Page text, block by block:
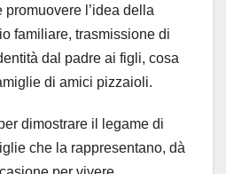
l’idea della
familiare, trasmissione di
dal padre ai figli, cosa
di amici pizzaioli.
dimostrare il legame di
che la rappresentano, dà